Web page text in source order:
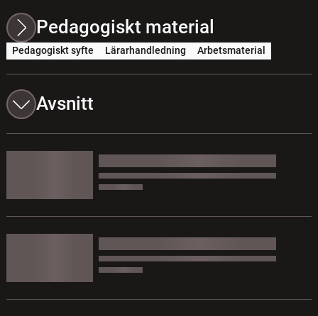
Pedagogiskt material
Pedagogiskt syfte Lärarhandledning Arbetsmaterial
Avsnitt